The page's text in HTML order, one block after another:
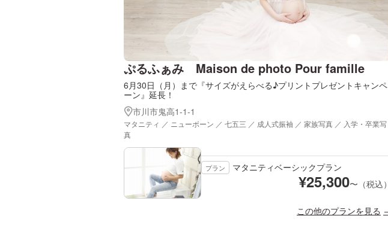
ぷるふぁみ Maison de photo Pour famille
6月30日（月）まで『サイズがえらべる♪プリントプレゼントキャンペ
ーン』延長！
市川市鬼高1-1-1
マタニティ ／ ニューボーン ／ 七五三 ／ 成人式振袖 ／ 家族写真 ／ 入学・卒業写
真
プラン マタニティベーシックプラン
¥25,300〜（税込）
この他のプランを見る